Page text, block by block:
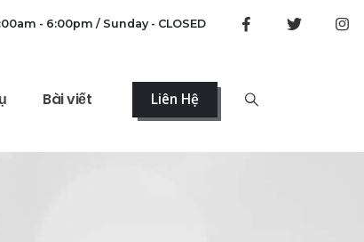
- 6:00pm / Sunday - CLOSED
Bài viết Liên Hệ